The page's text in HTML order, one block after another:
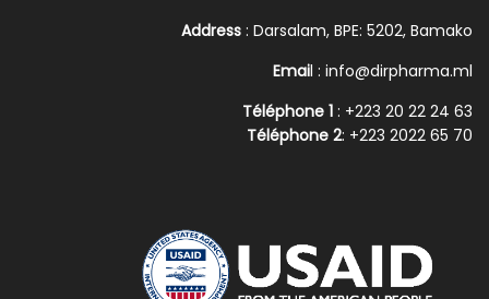
Address : Darsalam, BPE: 5202, Bamako
Email : info@dirpharma.ml
Téléphone 1 : +223 20 22 24 63
Téléphone 2: +223 2022 65 70